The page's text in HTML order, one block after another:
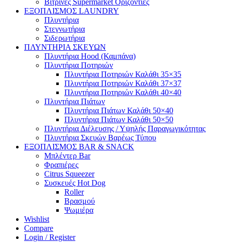
ΕΞΟΠΛΙΣΜΟΣ LAUNDRY
Πλυντήρια
Στεγνωτήρια
Σιδερωτήρια
ΠΛΥΝΤΗΡΙΑ ΣΚΕΥΩΝ
Πλυντήρια Hood (Καμπάνα)
Πλυντήρια Ποτηριών
Πλυντήρια Ποτηριών Καλάθι 35×35
Πλυντήρια Ποτηριών Καλάθι 37×37
Πλυντήρια Ποτηριών Καλάθι 40×40
Πλυντήρια Πιάτων
Πλυντήρια Πιάτων Καλάθι 50×40
Πλυντήρια Πιάτων Καλάθι 50×50
Πλυντήρια Διέλευσης / Υψηλής Παραγωγικότητας
Πλυντήρια Σκευών Βαρέως Τύπου
ΕΞΟΠΛΙΣΜΟΣ BAR & SNACK
Μπλέντερ Bar
Φραπιέρες
Citrus Squeezer
Συσκευές Hot Dog
Roller
Βρασμού
Ψωμιέρα
Wishlist
Compare
Login / Register